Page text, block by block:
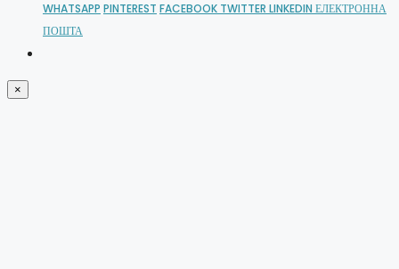
WHATSAPP PINTEREST FACEBOOK TWITTER LINKEDIN ЕЛЕКТРОННА
ПОШТА
×